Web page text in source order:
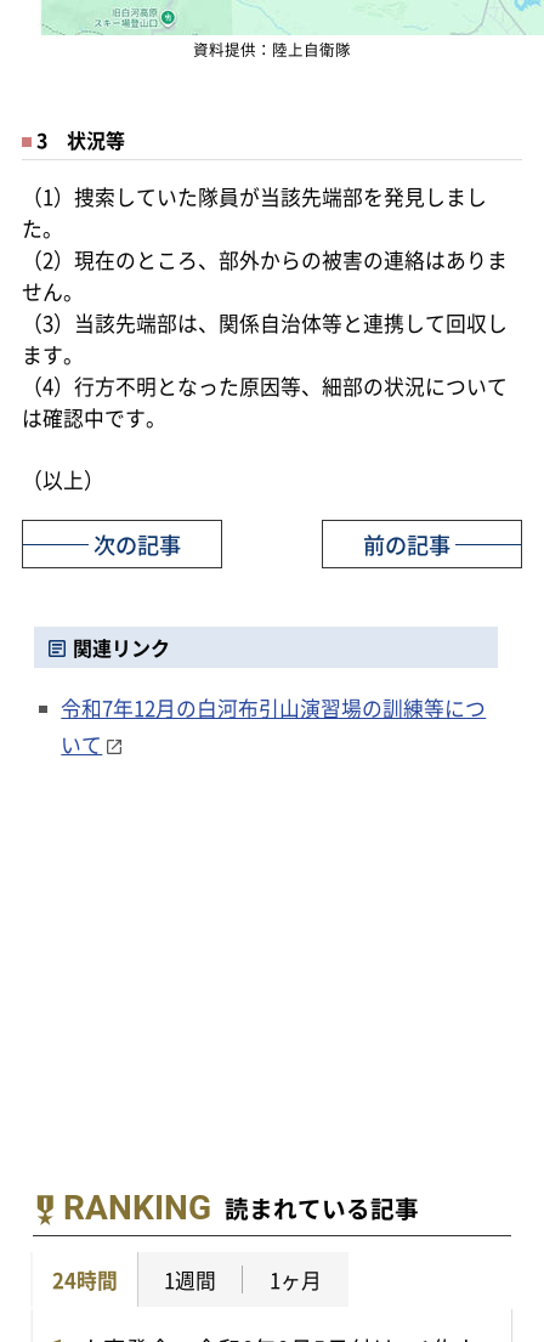
資料提供：陸上自衛隊
3 状況等
（1）捜索していた隊員が当該先端部を発見しまし
た。
（2）現在のところ、部外からの被害の連絡はありま
せん。
（3）当該先端部は、関係自治体等と連携して回収し
ます。
（4）行方不明となった原因等、細部の状況について
は確認中です。
（以上）
前の記事
次の記事
関連リンク
令和7年12月の白河布引山演習場の訓練等につ
いて
RANKING 読まれている記事
24時間 1週間 1ヶ月